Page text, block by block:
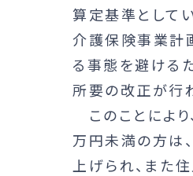
算定基準として
介護保険事業計
る事態を避ける
所要の改正が行
このことによ
万円未満の方は
上げられ、また